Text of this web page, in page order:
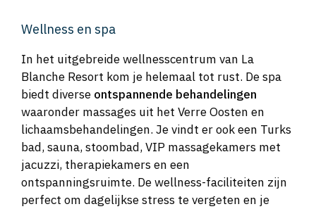
Wellness en spa
In het uitgebreide wellnesscentrum van La
Blanche Resort kom je helemaal tot rust. De spa
biedt diverse ontspannende behandelingen
waaronder massages uit het Verre Oosten en
lichaamsbehandelingen. Je vindt er ook een Turks
bad, sauna, stoombad, VIP massagekamers met
jacuzzi, therapiekamers en een
ontspanningsruimte. De wellness-faciliteiten zijn
perfect om dagelijkse stress te vergeten en je